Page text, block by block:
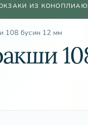
ИЗ КОНОПЛИ
108 бусин 12 мм